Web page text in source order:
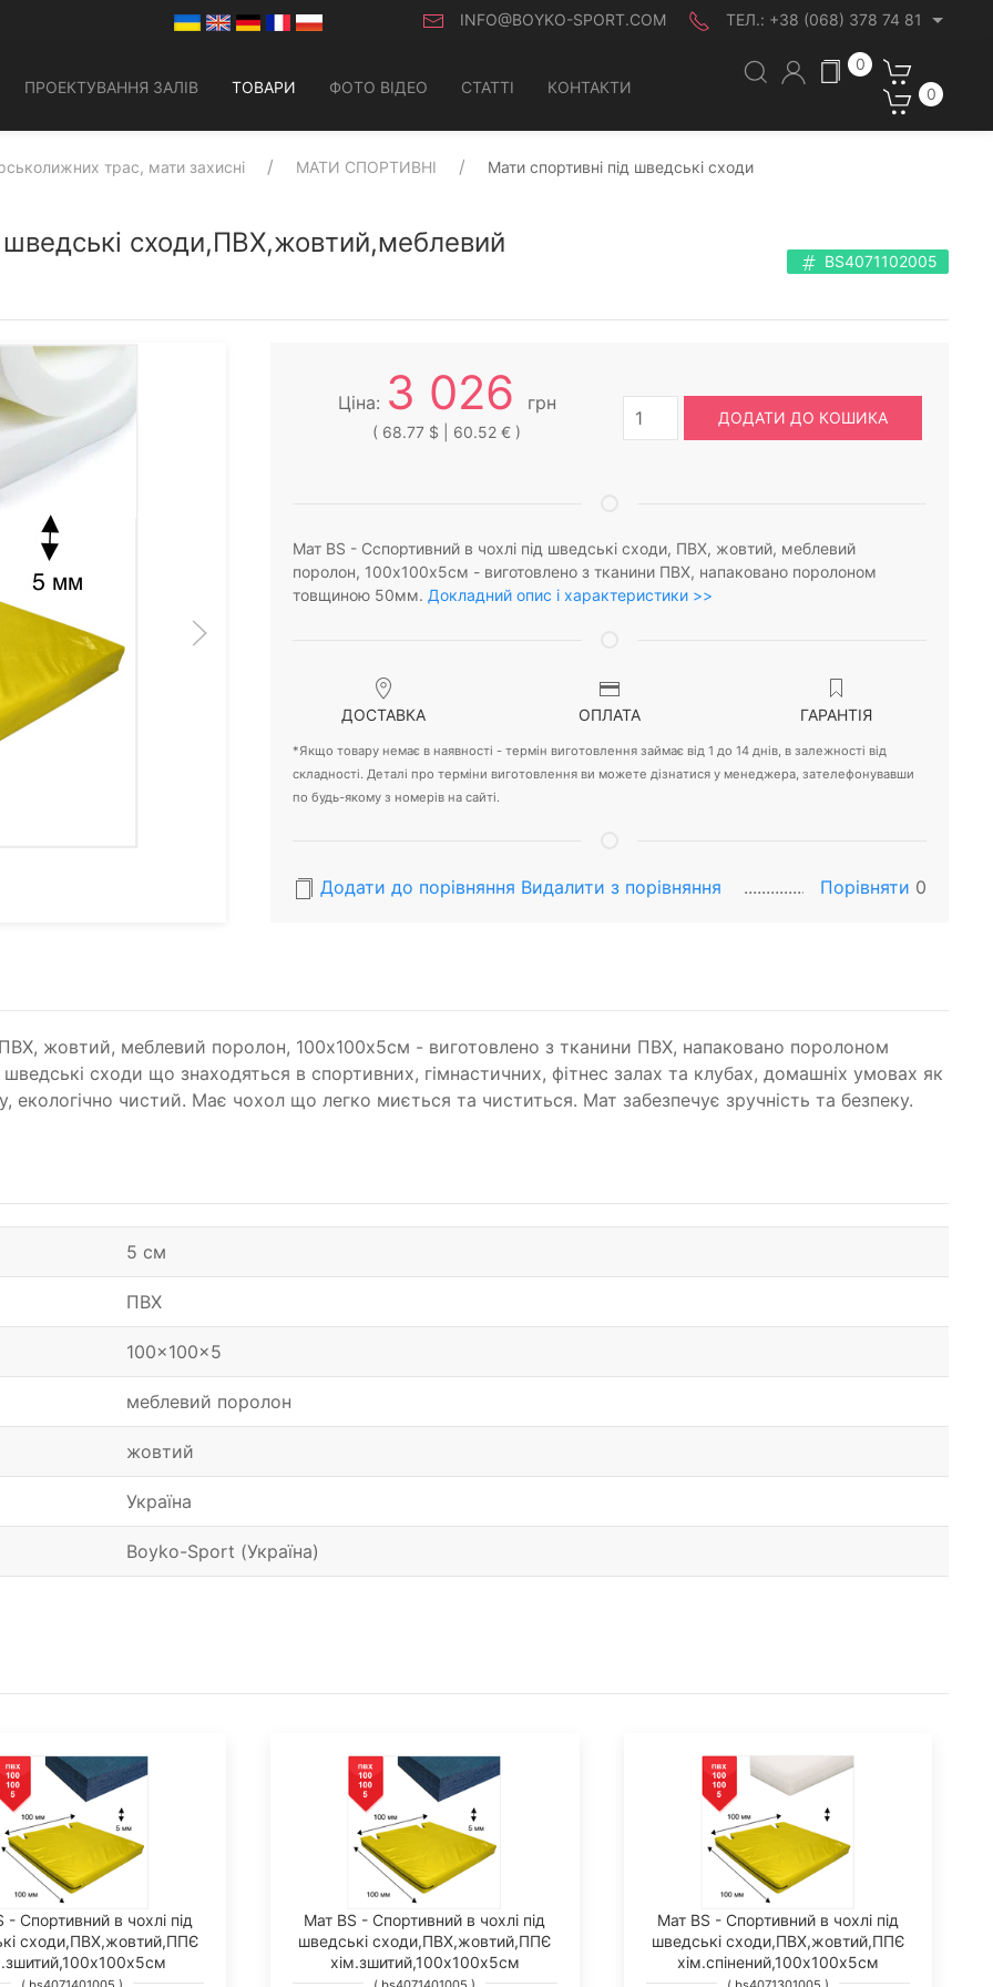
INFO@BOYKO-SPORT.COM ТЕЛ.: +38 (068) 378 74 81
ПРОЕКТУВАННЯ ЗАЛІВ ТОВАРИ ФОТО ВІДЕО СТАТТІ КОНТАКТИ
0
0
трас, мати захисні МАТИ СПОРТИВНІ Мати спортивні під шведські сходи
сходи,ПВХ,жовтий,меблевий
BS4071102005
Ціна: 3 026 грн
( 68.77 $ | 60.52 € )
ДОДАТИ ДО КОШИКА
Мат BS - Cспортивний в чохлі під шведські сходи, ПВХ, жовтий, меблевий
поролон, 100х100х5см - виготовлено з тканини ПВХ, напаковано поролоном
товщиною 50мм. Докладний опис і характеристики >>
ДОСТАВКА ОПЛАТА ГАРАНТІЯ
*Якщо товару немає в наявності - термін виготовлення займає від 1 до 14 днів, в залежності від
складності. Деталі про терміни виготовлення ви можете дізнатися у менеджера, зателефонувавши
по будь-якому з номерів на сайті.
Додати до порівняння Видалити з порiвняння Порівняти 0
жовтий, меблевий поролон, 100х100х5см - виготовлено з тканини ПВХ, напаковано поролоном
сходи що знаходяться в спортивних, гімнастичних, фітнес залах та клубах, домашніх умовах як
чистий. Має чохол що легко миється та чиститься. Мат забезпечує зручність та безпеку.
5 см
ПВХ
100x100x5
меблевий поролон
жовтий
Україна
Boyko-Sport (Україна)
- Спортивний в чохлі під
сходи,ПВХ,жовтий,ППЄ
Мат BS - Спортивний в чохлі під
шведські сходи,ПВХ,жовтий,ППЄ
хім.зшитий,100х100х5см
Мат BS - Спортивний в чохлі під
шведські сходи,ПВХ,жовтий,ППЄ
хім.спінений,100х100х5см